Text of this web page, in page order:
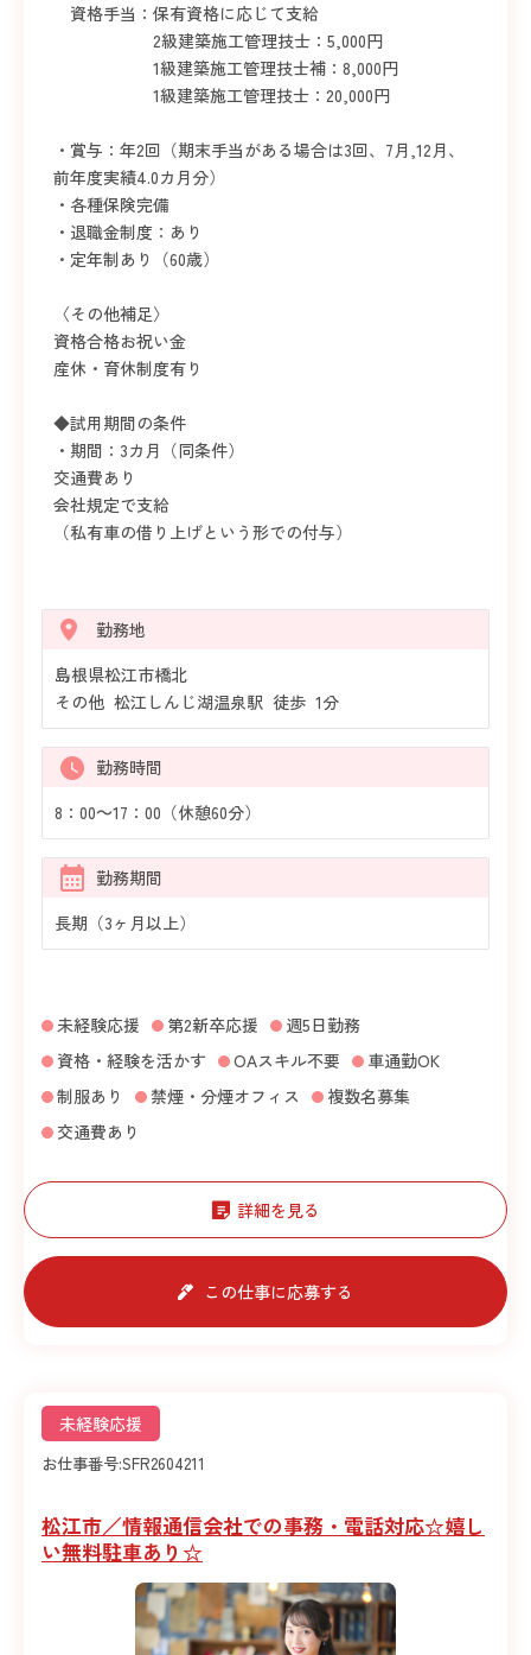
資格手当：保有資格に応じて支給
2級建築施工管理技士：5,000円
1級建築施工管理技士補：8,000円
1級建築施工管理技士：20,000円
・賞与：年2回（期末手当がある場合は3回、7月,12月、
前年度実績4.0カ月分）
・各種保険完備
・退職金制度：あり
・定年制あり（60歳）
〈その他補足〉
資格合格お祝い金
産休・育休制度有り
◆試用期間の条件
・期間：3カ月（同条件）
交通費あり
会社規定で支給
（私有車の借り上げという形での付与）
勤務地
島根県松江市橋北
その他 松江しんじ湖温泉駅 徒歩 1分
勤務時間
8：00～17：00（休憩60分）
勤務期間
長期（3ヶ月以上）
未経験応援 第2新卒応援
週5日勤務
資格・経験を活かす
OAスキル不要
車通勤OK
制服あり
禁煙・分煙オフィス
複数名募集
交通費あり
詳細を見る
この仕事に応募する
未経験応援
お仕事番号:SFR2604211
松江市／情報通信会社での事務・電話対応☆嬉し
い無料駐車あり☆